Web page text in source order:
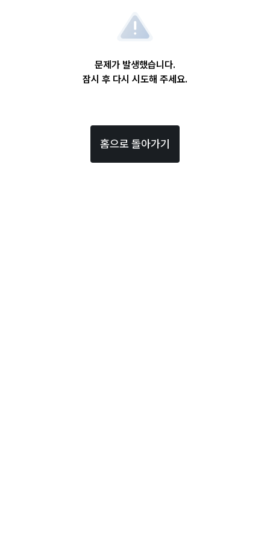
문제가 발생했습니다.
잠시 후 다시 시도해 주세요.
홈으로 돌아가기